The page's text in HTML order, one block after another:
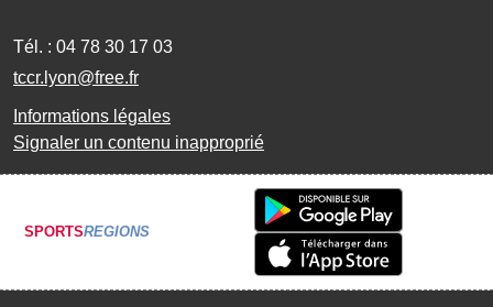
Tél. : 04 78 30 17 03
tccr.lyon@free.fr
Informations légales
Signaler un contenu inapproprié
SPORTSREGIONS